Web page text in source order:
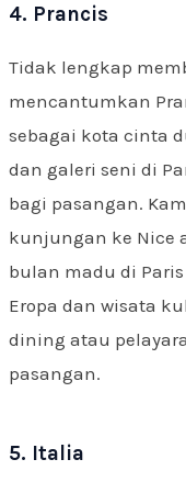
4. Prancis
Tidak lengkap
mencantumkan
sebagai kota cinta
dan galeri seni di
bagi pasangan.
kunjungan ke Nice
bulan madu di
Eropa dan wisata
dining atau
pasangan.
5. Italia